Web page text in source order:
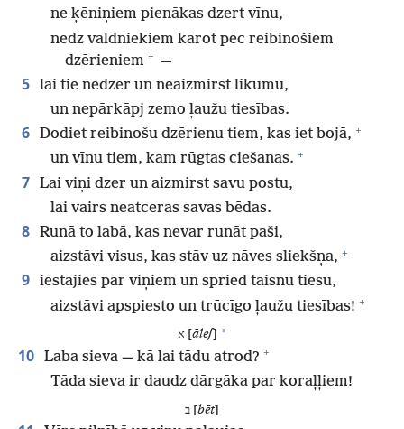
ne ķēniņiem pienākas dzert vīnu,
nedz valdniekiem kārot pēc reibinošiem
dzērieniem + —
5 lai tie nedzer un neaizmirst likumu,
un nepārkāpj zemo ļaužu tiesības.
6 Dodiet reibinošu dzērienu tiem, kas iet bojā, +
un vīnu tiem, kam rūgtas ciešanas. +
7 Lai viņi dzer un aizmirst savu postu,
lai vairs neatceras savas bēdas.
8 Runā to labā, kas nevar runāt paši,
aizstāvi visus, kas stāv uz nāves sliekšņa, +
9 iestājies par viņiem un spried taisnu tiesu,
aizstāvi apspiesto un trūcīgo ļaužu tiesības! +
ālef] *
10 Laba sieva — kā lai tādu atrod? +
Tāda sieva ir daudz dārgāka par koraļļiem!
bēt]